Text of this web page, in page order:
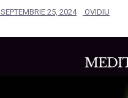
SEPTEMBRIE 25, 2024 OVIDIU